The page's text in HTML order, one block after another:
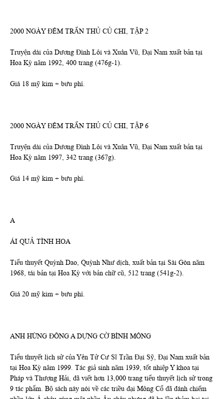
2000 NGÀY ĐÊM TRẤN THỦ CỦ CHI, TẬP 2
Truyện dài của Dương Đình Lôi và Xuân Vũ, Đại Nam xuất bản tại
Hoa Kỳ năm 1992, 400 trang (476g-1).
Giá 18 mỹ kim + bưu phí.
2000 NGÀY ĐÊM TRẤN THỦ CỦ CHI, TẬP 6
Truyện dài của Dương Đình Lôi và Xuân Vũ, Đại Nam xuất bản tại
Hoa Kỳ năm 1997, 342 trang (367g).
Giá 14 mỹ kim + bưu phí.
A
ÁI QUẢ TÌNH HOA
Tiểu thuyết Quỳnh Dao, Quỳnh Như dịch, xuất bản tại Sài Gòn năm
1968, tái bản tại Hoa Kỳ với bản chữ cũ, 512 trang (541g-2).
Giá 20 mỹ kim + bưu phí.
ANH HÙNG ĐÔNG A DỰNG CỜ BÌNH MÔNG
Tiểu thuyết lịch sử của Yên Tử Cư Sĩ Trần Đại Sỹ, Đại Nam xuất bản
tại Hoa Kỳ năm 1999. Tác giả sinh năm 1939, tốt nhiệp Y khoa tại
Pháp và Thượng Hải, đã viết hơn 13,000 trang tiểu thuyết lịch sử trong
9 tác phẩm. Bộ sách này nói về các triều đại Mông Cổ đã đánh chiếm